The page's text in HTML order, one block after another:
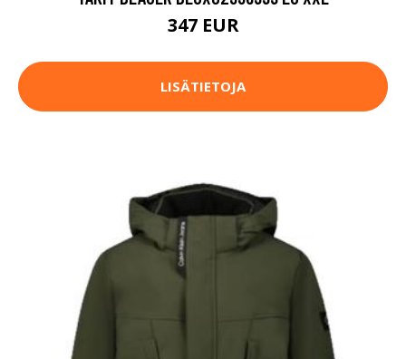
347 EUR
LISÄTIETOJA